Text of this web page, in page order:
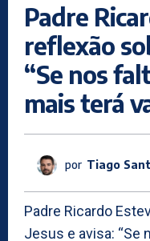
Padre
reflexão
“Se nos
mais terá
por Tiago
Padre Ricardo
Jesus e avisa: “Se